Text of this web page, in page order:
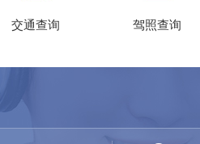
交通查询 驾照查询